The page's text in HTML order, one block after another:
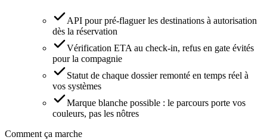
API pour pré-flaguer les destinations à autorisation
dès la réservation
Vérification ETA au check-in, refus en gate évités
pour la compagnie
Statut de chaque dossier remonté en temps réel à
vos systèmes
Marque blanche possible : le parcours porte vos
couleurs, pas les nôtres
Comment ça marche